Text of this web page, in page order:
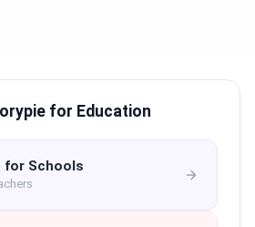
for Education
for Schools